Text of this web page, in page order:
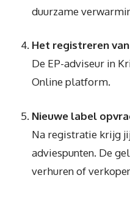
duurzame
Het registreren
De EP-adviseur in
Online platform.
Nieuwe label
Na registratie krijg
adviespunten. De
verhuren of